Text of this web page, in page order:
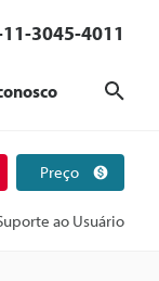
3045-4011
Preço
ao Usuário